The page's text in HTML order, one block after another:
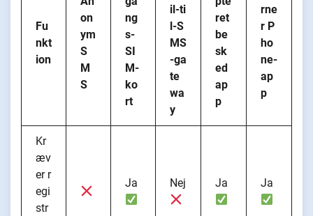
Fu
nkt
ion
on
ym
S
M
S
ng
s-
SI
M-
ko
rt
il-ti
l-S
MS
-ga
te
wa
y
ret
be
sk
ed
ap
p
rne
r P
ho
ne-
ap
p
Kr
æv
er r
egi
str
Ja Nej Ja Ja